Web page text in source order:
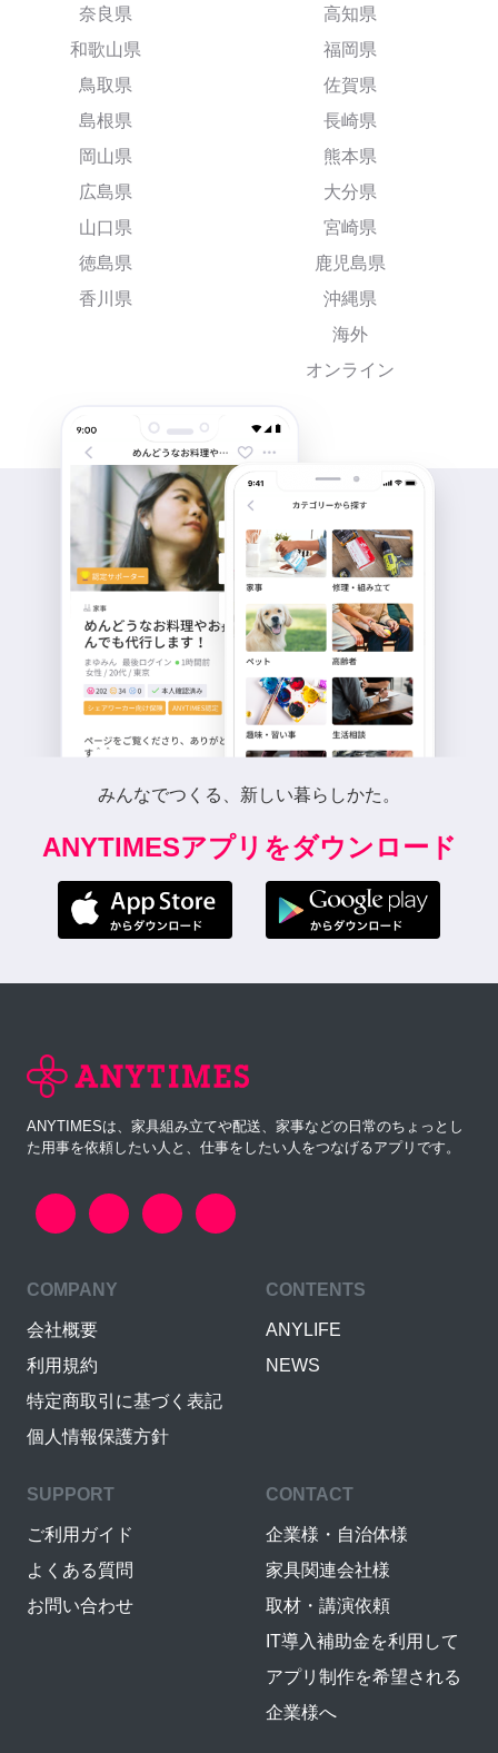
奈良県
和歌山県
鳥取県
島根県
岡山県
広島県
山口県
徳島県
香川県
高知県
福岡県
佐賀県
長崎県
熊本県
大分県
宮崎県
鹿児島県
沖縄県
海外
オンライン
みんなでつくる、新しい暮らしかた。
ANYTIMESアプリをダウンロード
ANYTIMESは、家具組み立てや配送、家事などの日常のちょっとし
た用事を依頼したい人と、仕事をしたい人をつなげるアプリです。
COMPANY
会社概要
利用規約
特定商取引に基づく表記
個人情報保護方針
CONTENTS
ANYLIFE
NEWS
SUPPORT
ご利用ガイド
よくある質問
お問い合わせ
CONTACT
企業様・自治体様
家具関連会社様
取材・講演依頼
IT導入補助金を利用して
アプリ制作を希望される
企業様へ